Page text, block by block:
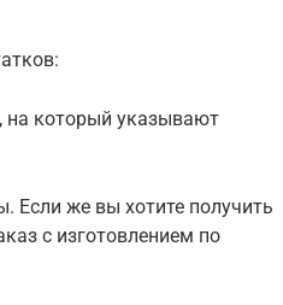
на который указывают
Если же вы хотите получить
с изготовлением по